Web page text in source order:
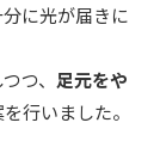
に光が届きに
つ、 足元をや
行いました。